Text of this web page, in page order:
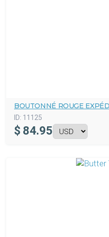
BOUTONNÉ ROUGE
ID: 11125
$ 84.95